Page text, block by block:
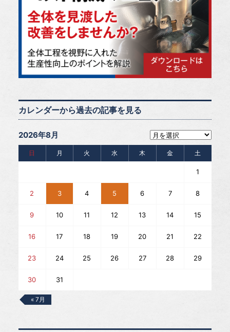
カレンダーから過去の記事を見る
2026年8月
日 月 火 水 木 金 土
1
2 3 4 5 6 7 8
9 10 11 12 13 14 15
16 17 18 19 20 21 22
23 24 25 26 27 28 29
30 31
« 7月